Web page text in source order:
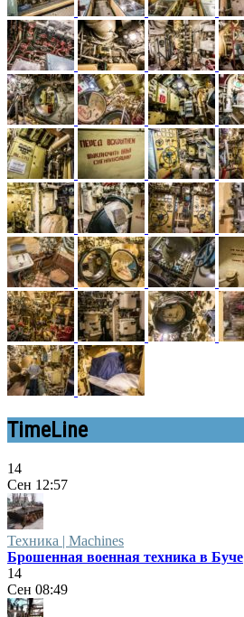
TimeLine
14
Сен 12:57
Техника | Machines
Брошенная военная техника в Буче
14
Сен 08:49